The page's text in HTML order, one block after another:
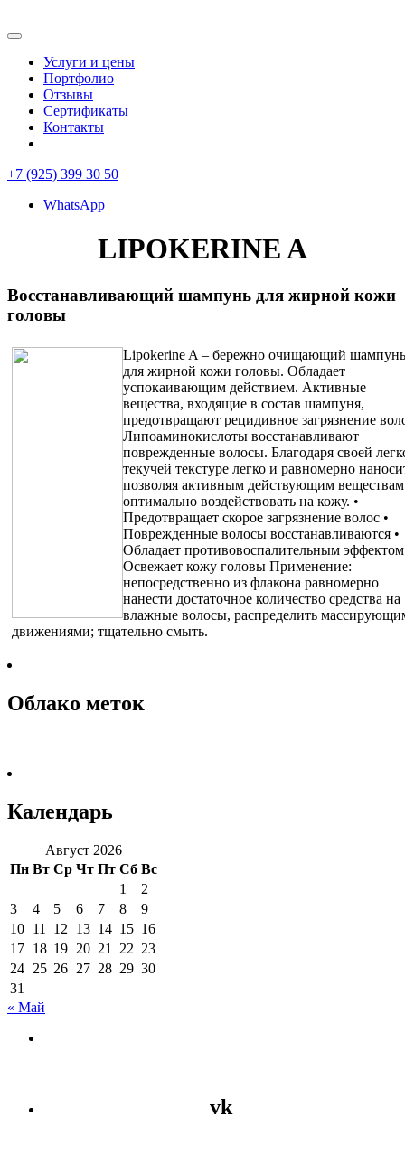
Услуги и цены
Портфолио
Отзывы
Сертификаты
Контакты
+7 (925) 399 30 50
WhatsApp
LIPOKERINE A
Восстанавливающий шампунь для жирной кожи
головы
Lipokerine A – бережно очищающий шампунь
для жирной кожи головы. Обладает
успокаивающим действием. Активные
вещества, входящие в состав шампуня,
предотвращают рецидивное загрязнение
Липоаминокислоты восстанавливают
поврежденные волосы. Благодаря своей
текучей текстуре легко и равномерно
позволяя активным действующим веществам
оптимально воздействовать на кожу. •
Предотвращает скорое загрязнение волос •
Поврежденные волосы восстанавливаются •
Обладает противовоспалительным эффектом
Освежает кожу головы Применение:
непосредственно из флакона равномерно
нанести достаточное количество средства на
влажные волосы, распределить
движениями; тщательно смыть.
Облако меток
Календарь
Август 2026
Пн Вт Ср Чт Пт Сб Вс
1
2
3
4 5 6 7 8
9
10 11 12 13 14 15 16
17 18 19 20 21 22 23
24 25 26 27 28 29 30
31
« Май
vk